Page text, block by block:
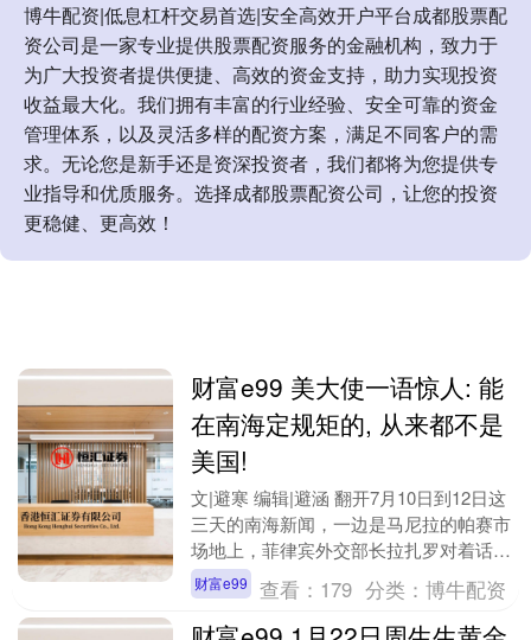
博牛配资|低息杠杆交易首选|安全高效开户平台成都股票配
资公司是一家专业提供股票配资服务的金融机构，致力于
为广大投资者提供便捷、高效的资金支持，助力实现投资
收益最大化。我们拥有丰富的行业经验、安全可靠的资金
管理体系，以及灵活多样的配资方案，满足不同客户的需
求。无论您是新手还是资深投资者，我们都将为您提供专
业指导和优质服务。选择成都股票配资公司，让您的投资
更稳健、更高效！
财富e99 美大使一语惊人: 能
在南海定规矩的, 从来都不是
美国!
文|避寒 编辑|避涵 翻开7月10日到12日这
三天的南海新闻，一边是马尼拉的帕赛市
场地上，菲律宾外交部长拉扎罗对着话筒
把南海仲裁裁决说成"不可动摇的永久锚
定"；....
财富e99 查看： 179 分类：博牛配资